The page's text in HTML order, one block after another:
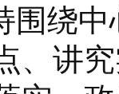
围绕
、讲